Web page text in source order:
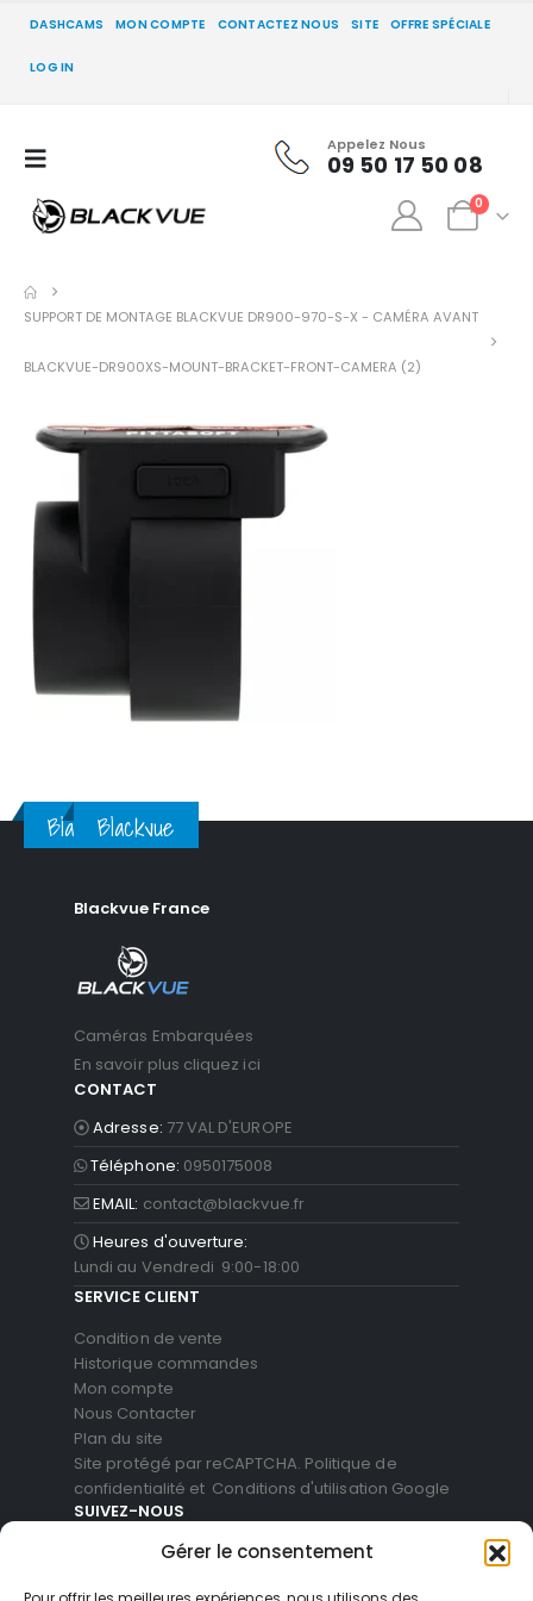
Gérer le consentement
DASHCAMS MON COMPTE CONTACTEZ NOUS SITE OFFRE SPÉCIALE
LOG IN
Appelez Nous
09 50 17 50 08
0
SUPPORT DE MONTAGE BLACKVUE DR900-970-S-X - CAMÉRA AVANT
BLACKVUE-DR900XS-MOUNT-BRACKET-FRONT-CAMERA (2)
BlackvueBlackvue
Blackvue France
Caméras Embarquées
En savoir plus cliquez ici
CONTACT
Adresse: 77 VAL D'EUROPE
Téléphone: 0950175008
EMAIL: contact@blackvue.fr
Heures d'ouverture:
Lundi au Vendredi 9:00-18:00
SERVICE CLIENT
Condition de vente
Historique commandes
Mon compte
Nous Contacter
Plan du site
Site protégé par reCAPTCHA. Politique de
confidentialité et Conditions d'utilisation Google
SUIVEZ-NOUS